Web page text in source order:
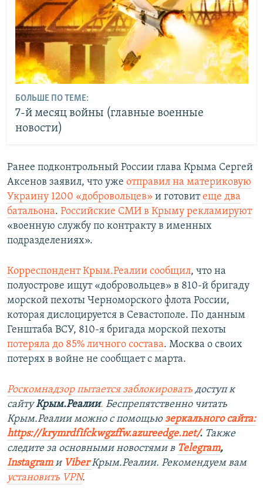
БОЛЬШЕ ПО ТЕМЕ:
7-й месяц войны (главные военные
новости)
Ранее подконтрольный России глава Крыма Сергей
Аксенов заявил, что уже отправил на материковую
Украину 1200 «добровольцев» и готовитеще два
батальона. Российские СМИ в Крыму рекламируют
«военную службу по контракту в именных
подразделениях».
Корреспондент Крым.Реалии сообщил, что на
полуострове ищут «добровольцев» в 810-й бригаду
морской пехоты Черноморского флота России,
которая дислоцируется в Севастополе. По данным
Генштаба ВСУ, 810-я бригада морской пехоты
потеряла до 85% личного состава. Москва о своих
потерях в войне не сообщает с марта.
Роскомнадзор пытается заблокировать доступ к
сайтуКрым.Реалии. Беспрепятственно читать
Крым.Реалии можно с помощью зеркального сайта:
https://krymrdfifckwgzffw.azureedge.net/. ​ Также
следите за основными новостями в Telegram,
Instagram и ViberКрым.Реалии. Рекомендуем вам
установить VPN.